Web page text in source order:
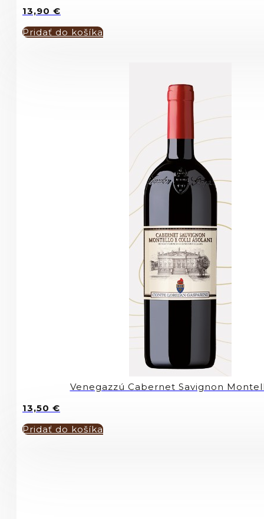
13,90 €
Pridať do košíka
Venegazzú Cabernet Savignon
13,50 €
Pridať do košíka